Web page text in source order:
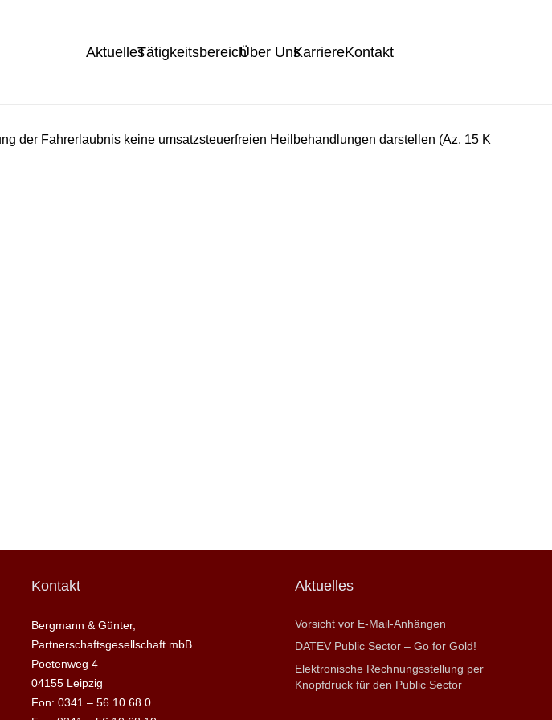
AktuellesTätigkeitsbereichÜber UnsKarriereKontakt
der Fahrerlaubnis keine umsatzsteuerfreien Heilbehandlungen darstellen (Az. 15 K
Kontakt
Bergmann & Günter,
Partnerschaftsgesellschaft mbB
Poetenweg 4
04155 Leipzig
Fon: 0341 – 56 10 68 0
Aktuelles
Vorsicht vor E-Mail-Anhängen
DATEV Public Sector – Go for Gold!
Elektronische Rechnungsstellung per
Knopfdruck für den Public Sector